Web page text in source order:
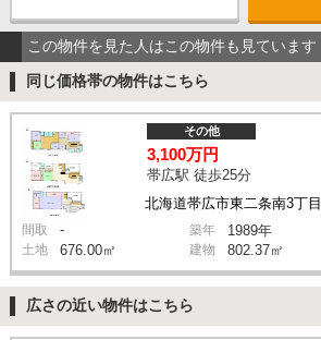
この物件を見た人はこの物件も見ています
同じ価格帯の物件はこちら
北海道帯広市東二条南3丁目
その他
3,100万円
帯広駅 徒歩25分
間取 - 築年 1989年
土地 676.00㎡ 建物 802.37㎡
広さの近い物件はこちら